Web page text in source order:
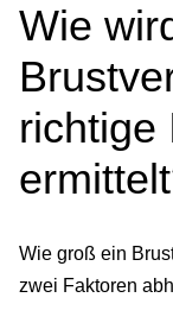
Wie
richtige
Wie groß ein
zwei Faktoren